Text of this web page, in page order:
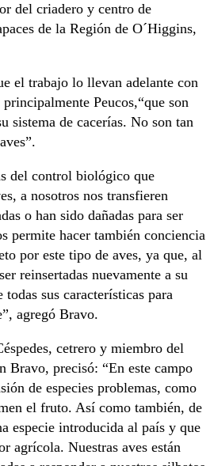
del criadero y centro de
de la Región de O´Higgins,
el trabajo lo llevan adelante con
Peucos,“que son
sistema de cacerías. No son tan
del control biológico que
a nosotros nos transfieren
o han sido dañadas para ser
permite hacer también conciencia
por este tipo de aves, ya que, al
reinsertadas nuevamente a su
todas sus características para
agregó Bravo.
cetrero y miembro del
Bravo, precisó: “En este campo
de especies problemas, como
el fruto. Así como también, de
especie introducida al país y que
agrícola. Nuestras aves están